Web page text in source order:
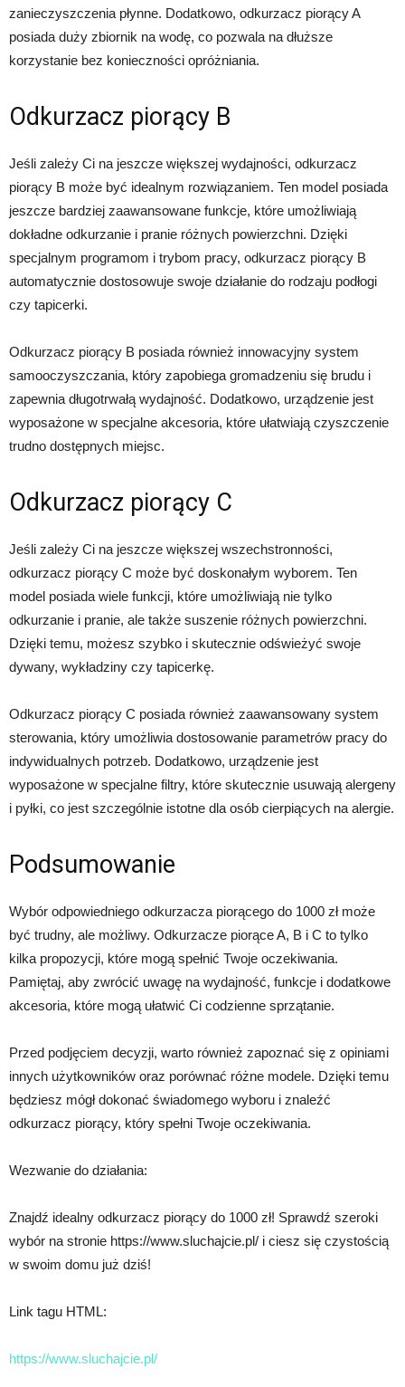
zanieczyszczenia płynne. Dodatkowo, odkurzacz piorący A
posiada duży zbiornik na wodę, co pozwala na dłuższe
korzystanie bez konieczności opróżniania.
Odkurzacz piorący B
Jeśli zależy Ci na jeszcze większej wydajności, odkurzacz
piorący B może być idealnym rozwiązaniem. Ten model posiada
jeszcze bardziej zaawansowane funkcje, które umożliwiają
dokładne odkurzanie i pranie różnych powierzchni. Dzięki
specjalnym programom i trybom pracy, odkurzacz piorący B
automatycznie dostosowuje swoje działanie do rodzaju podłogi
czy tapicerki.
Odkurzacz piorący B posiada również innowacyjny system
samooczyszczania, który zapobiega gromadzeniu się brudu i
zapewnia długotrwałą wydajność. Dodatkowo, urządzenie jest
wyposażone w specjalne akcesoria, które ułatwiają czyszczenie
trudno dostępnych miejsc.
Odkurzacz piorący C
Jeśli zależy Ci na jeszcze większej wszechstronności,
odkurzacz piorący C może być doskonałym wyborem. Ten
model posiada wiele funkcji, które umożliwiają nie tylko
odkurzanie i pranie, ale także suszenie różnych powierzchni.
Dzięki temu, możesz szybko i skutecznie odświeżyć swoje
dywany, wykładziny czy tapicerkę.
Odkurzacz piorący C posiada również zaawansowany system
sterowania, który umożliwia dostosowanie parametrów pracy do
indywidualnych potrzeb. Dodatkowo, urządzenie jest
wyposażone w specjalne filtry, które skutecznie usuwają alergeny
i pyłki, co jest szczególnie istotne dla osób cierpiących na alergie.
Podsumowanie
Wybór odpowiedniego odkurzacza piorącego do 1000 zł może
być trudny, ale możliwy. Odkurzacze piorące A, B i C to tylko
kilka propozycji, które mogą spełnić Twoje oczekiwania.
Pamiętaj, aby zwrócić uwagę na wydajność, funkcje i dodatkowe
akcesoria, które mogą ułatwić Ci codzienne sprzątanie.
Przed podjęciem decyzji, warto również zapoznać się z opiniami
innych użytkowników oraz porównać różne modele. Dzięki temu
będziesz mógł dokonać świadomego wyboru i znaleźć
odkurzacz piorący, który spełni Twoje oczekiwania.
Wezwanie do działania:
Znajdź idealny odkurzacz piorący do 1000 zł! Sprawdź szeroki
wybór na stronie https://www.sluchajcie.pl/ i ciesz się czystością
w swoim domu już dziś!
Link tagu HTML:
https://www.sluchajcie.pl/